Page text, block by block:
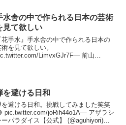
水舎の中で作られる日本の芸術
見て欲しい
花手水』手水舎の中で作られる日本の
を見て欲しい。
LimvxGJr7F— 前山
を避ける日和
を避ける日和。挑戦してみました笑笑
pic.twitter.com/joRih44o1A— アザラシ
ーパラダイス【公式】 (@aguhiyori)